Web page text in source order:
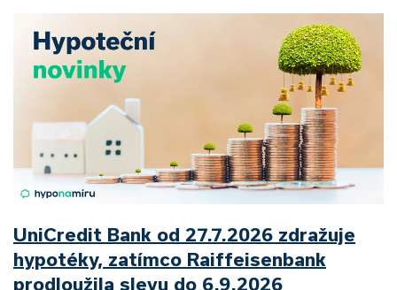
UniCredit Bank od 27.7.2026 zdražuje
hypotéky, zatímco Raiffeisenbank
prodloužila slevu do 6.9.2026